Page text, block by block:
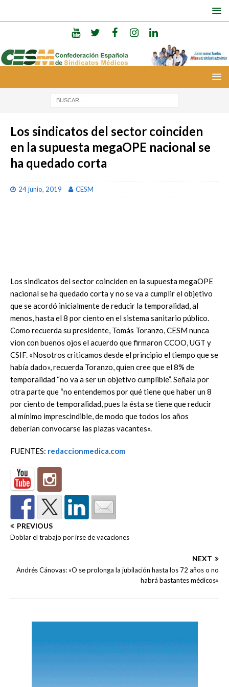
Los sindicatos del sector coinciden
en la supuesta megaOPE nacional se
ha quedado corta
24 junio, 2019 CESM
Los sindicatos del sector coinciden en la supuesta megaOPE
nacional se ha quedado corta y no se va a cumplir el objetivo
que se acordó inicialmente de reducir la temporalidad, al
menos, hasta el 8 por ciento en el sistema sanitario público.
Como recuerda su presidente, Tomás Toranzo, CESM nunca
vion con buenos ojos el acuerdo que firmaron CCOO, UGT y
CSIF. «Nosotros criticamos desde el principio el tiempo que se
había dado», recuerda Toranzo, quien cree que el 8% de
temporalidad “no va a ser un objetivo cumplible”. Señala por
otra parte que “no entendemos por qué tiene que haber un 8
por ciento de temporalidad, pues la ésta se tiene que reducir
al mínimo imprescindible, de modo que todos los años
deberían convocarse las plazas vacantes».
FUENTES: redaccionmedica.com
PREVIOUS
Doblar el trabajo por irse de vacaciones
NEXT
Andrés Cánovas: «O se prolonga la jubilación hasta los 72 años o no
habrá bastantes médicos»